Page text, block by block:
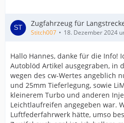
Zugfahrzeug für
Stitch007 18. Dezember 2024
Hallo Hannes, danke für die Info!
Autoblöd Artikel ausgegraben, in
wegen des cw-Wertes angeblich
und 25mm Tieferlegung, sowie
kleinerem Turbo und anderen
Leichtlaufreifen angegeben war.
Luftfederfahrwerk hätte, umso